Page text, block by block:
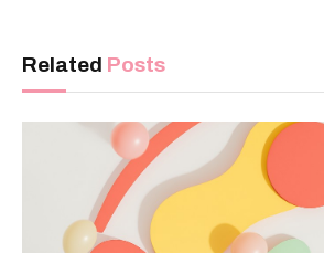
Related Posts